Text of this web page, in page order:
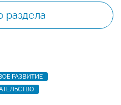
РАЗВИТИЕ